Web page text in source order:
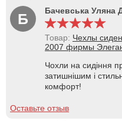
Б Бачевська Уляна
Товар: Чехлы
2007 фирмы
Чохли на сидіння
затишнішим і
комфорт!
Оставьте отзыв